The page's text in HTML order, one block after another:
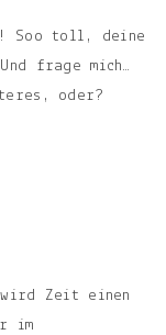
Soo toll, deine
frage mich…
oder?
Zeit einen
im